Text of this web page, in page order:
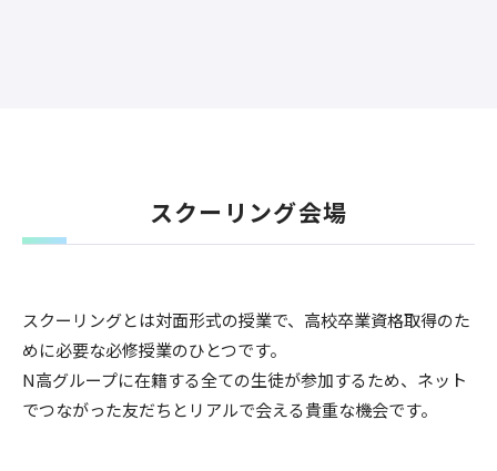
スクーリング会場
スクーリングとは対面形式の授業で、高校卒業資格取得のた
めに必要な必修授業のひとつです。
N高グループに在籍する全ての生徒が参加するため、ネット
でつながった友だちとリアルで会える貴重な機会です。